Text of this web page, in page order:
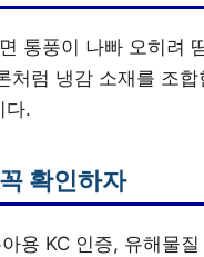
통풍이 나빠 오히려
처럼 냉감 소재를 조
다.
확인하자
용 KC 인증, 유해물